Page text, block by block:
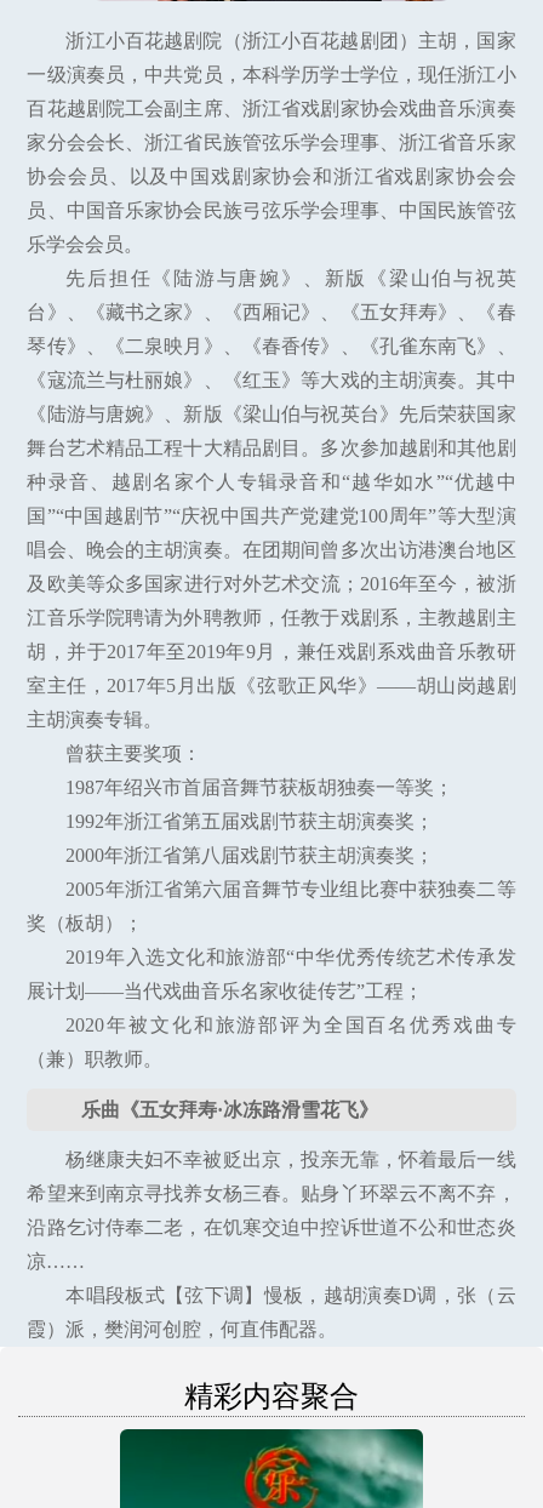
浙江小百花越剧院（浙江小百花越剧团）主胡，国家
一级演奏员，中共党员，本科学历学士学位，现任浙江小
百花越剧院工会副主席、浙江省戏剧家协会戏曲音乐演奏
家分会会长、浙江省民族管弦乐学会理事、浙江省音乐家
协会会员、以及中国戏剧家协会和浙江省戏剧家协会会
员、中国音乐家协会民族弓弦乐学会理事、中国民族管弦
乐学会会员。
先后担任《陆游与唐婉》、新版《梁山伯与祝英
台》、《藏书之家》、《西厢记》、《五女拜寿》、《春
琴传》、《二泉映月》、《春香传》、《孔雀东南飞》、
《寇流兰与杜丽娘》、《红玉》等大戏的主胡演奏。其中
《陆游与唐婉》、新版《梁山伯与祝英台》先后荣获国家
舞台艺术精品工程十大精品剧目。多次参加越剧和其他剧
种录音、越剧名家个人专辑录音和“越华如水”“优越中
国”“中国越剧节”“庆祝中国共产党建党100周年”等大型演
唱会、晚会的主胡演奏。在团期间曾多次出访港澳台地区
及欧美等众多国家进行对外艺术交流；2016年至今，被浙
江音乐学院聘请为外聘教师，任教于戏剧系，主教越剧主
胡，并于2017年至2019年9月，兼任戏剧系戏曲音乐教研
室主任，2017年5月出版《弦歌正风华》——胡山岗越剧
主胡演奏专辑。
曾获主要奖项：
1987年绍兴市首届音舞节获板胡独奏一等奖；
1992年浙江省第五届戏剧节获主胡演奏奖；
2000年浙江省第八届戏剧节获主胡演奏奖；
2005年浙江省第六届音舞节专业组比赛中获独奏二等
奖（板胡）；
2019年入选文化和旅游部“中华优秀传统艺术传承发
展计划——当代戏曲音乐名家收徒传艺”工程；
2020年被文化和旅游部评为全国百名优秀戏曲专
（兼）职教师。
乐曲《五女拜寿·冰冻路滑雪花飞》
杨继康夫妇不幸被贬出京，投亲无靠，怀着最后一线
希望来到南京寻找养女杨三春。贴身丫环翠云不离不弃，
沿路乞讨侍奉二老，在饥寒交迫中控诉世道不公和世态炎
凉……
本唱段板式【弦下调】慢板，越胡演奏D调，张（云
霞）派，樊润河创腔，何直伟配器。
精彩内容聚合